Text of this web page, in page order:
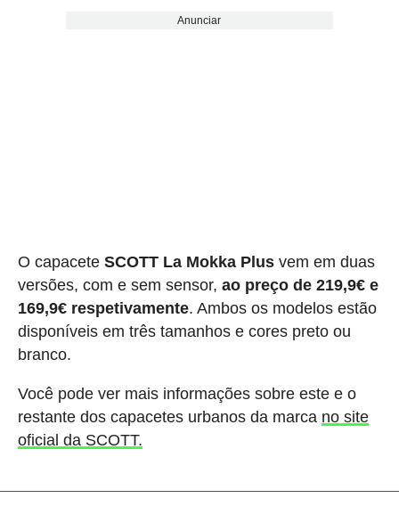
Anunciar
O capacete SCOTT La Mokka Plusvem em duas
versões, com e sem sensor, ao preço de 219,9€ e
169,9€ respetivamente. Ambos os modelos estão
disponíveis em três tamanhos e cores preto ou
branco.
Você pode ver mais informações sobre este e o
restante dos capacetes urbanos da marca no site
oficial da SCOTT.